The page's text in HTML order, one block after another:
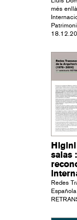
més
salas
Redes